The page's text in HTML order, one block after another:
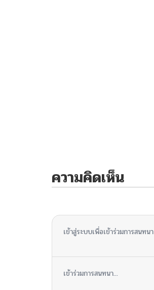
ความคิดเห็น
เข้าสู่ระบบเพื่อเข้าร่วมการสนทนา
เข้าร่วมการสนทนา...